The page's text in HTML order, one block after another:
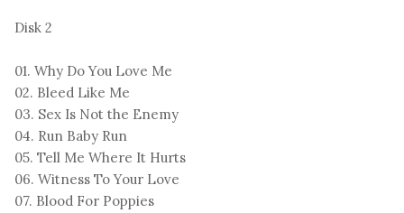
Disk 2
01. Why Do You Love Me
02. Bleed Like Me
03. Sex Is Not the Enemy
04. Run Baby Run
05. Tell Me Where It Hurts
06. Witness To Your Love
07. Blood For Poppies